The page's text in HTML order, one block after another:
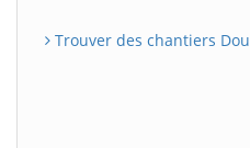
Trouver des chantiers